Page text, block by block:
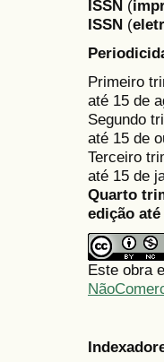
ISSN (
ISSN (
Primeiro
até 15 de
Segundo
até 15 de
Terceiro
até 15 de
Quarto
edição
Este obra